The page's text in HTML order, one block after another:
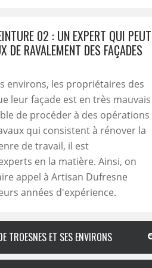
02 : UN EXPERT QUI PEUT
DE RAVALEMENT DES FAÇADES
environs, les propriétaires des
leur façade est en très mauvais
de procéder à des opérations
qui consistent à rénover la
de travail, il est
en la matière. Ainsi, on
appel à Artisan Dufresne
années d'expérience.
TROESNES ET SES ENVIRONS